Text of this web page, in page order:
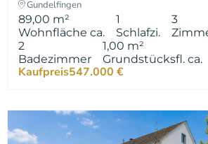
Gundelfingen
89,00 m²
Wohnfläche ca.
1
Schlafzi.
3
2
Badezimmer
1,00 m²
Grundstücksfl. ca.
Kaufpreis547.000 €